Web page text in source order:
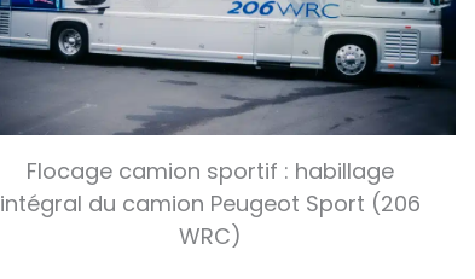
Flocage camion sportif : habillage
intégral du camion Peugeot Sport (206
WRC)